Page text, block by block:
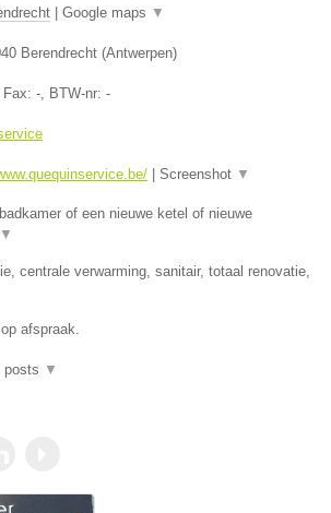
Google maps ▼
Berendrecht (Antwerpen)
Fax: -, BTW-nr: -
Screenshot ▼
of een nieuwe ketel of nieuwe
▼
centrale verwarming, sanitair, totaal renovatie,
afspraak.
posts ▼